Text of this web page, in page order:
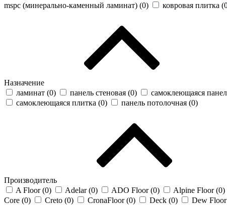
mspc (минерально-каменный ламинат) (0) ковровая плитка (
Назначение
ламинат (0) панель стеновая (0) самоклеющаяся
самоклеющаяся плитка (0) панель потолочная (0)
Производитель
A Floor (0) Adelar (0) ADO Floor (0) Alpine Floor (0)
Core (0) Creto (0) CronaFloor (0) Deck (0) Dew